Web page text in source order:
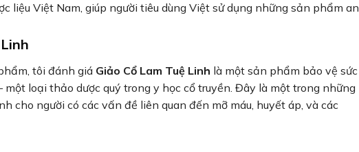
liệu Việt Nam, giúp người tiêu dùng Việt sử dụng những sản phẩm an
tôi đánh giá Giảo Cổ Lam Tuệ Linh là một sản phẩm bảo vệ sức
một loại thảo dược quý trong y học cổ truyền. Đây là một trong những
cho người có các vấn đề liên quan đến mỡ máu, huyết áp, và các